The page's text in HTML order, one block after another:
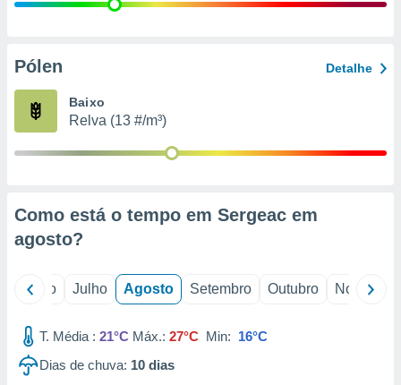
e
de
Pólen Detalhe
Baixo
Relva (13 #/m³)
Como está o tempo em Sergeac em
agosto?
Junho Julho Agosto Setembro Outubro Novembro
T. Média : 21°C Máx.: 27°C Min: 16°C
Dias de chuva: 10 dias